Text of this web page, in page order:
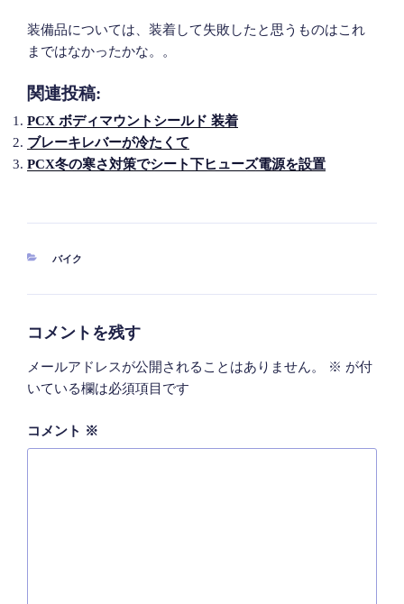
装備品については、装着して失敗したと思うものはこれ
まではなかったかな。。
関連投稿:
PCX ボディマウントシールド 装着
ブレーキレバーが冷たくて
PCX冬の寒さ対策でシート下ヒューズ電源を設置
カ
バイク
コメントを残す
メールアドレスが公開されることはありません。 ※ が付
いている欄は必須項目です
コメント ※